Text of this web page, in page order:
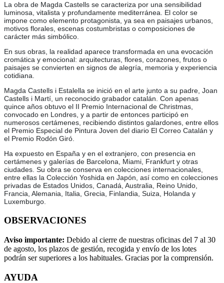
La obra de Magda Castells se caracteriza por una sensibilidad
luminosa, vitalista y profundamente mediterránea. El color se
impone como elemento protagonista, ya sea en paisajes urbanos,
motivos florales, escenas costumbristas o composiciones de
carácter más simbólico.
En sus obras, la realidad aparece transformada en una evocación
cromática y emocional: arquitecturas, flores, corazones, frutos o
paisajes se convierten en signos de alegría, memoria y experiencia
cotidiana.
Magda Castells i Estalella se inició en el arte junto a su padre, Joan
Castells i Martí, un reconocido grabador catalán. Con apenas
quince años obtuvo el II Premio Internacional de Christmas,
convocado en Londres, y a partir de entonces participó en
numerosos certámenes, recibiendo distintos galardones, entre ellos
el Premio Especial de Pintura Joven del diario El Correo Catalán y
el Premio Rodón Giró.
Ha expuesto en España y en el extranjero, con presencia en
certámenes y galerías de Barcelona, Miami, Frankfurt y otras
ciudades. Su obra se conserva en colecciones internacionales,
entre ellas la Colección Yoshida en Japón, así como en colecciones
privadas de Estados Unidos, Canadá, Australia, Reino Unido,
Francia, Alemania, Italia, Grecia, Finlandia, Suiza, Holanda y
Luxemburgo.
OBSERVACIONES
Aviso importante: Debido al cierre de nuestras oficinas del 7 al 30
de agosto, los plazos de gestión, recogida y envío de los lotes
podrán ser superiores a los habituales. Gracias por la comprensión.
AYUDA